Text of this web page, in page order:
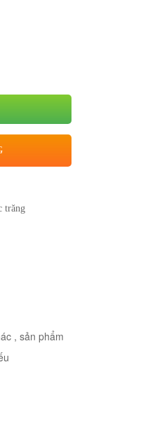
trăng
, sản phẩm